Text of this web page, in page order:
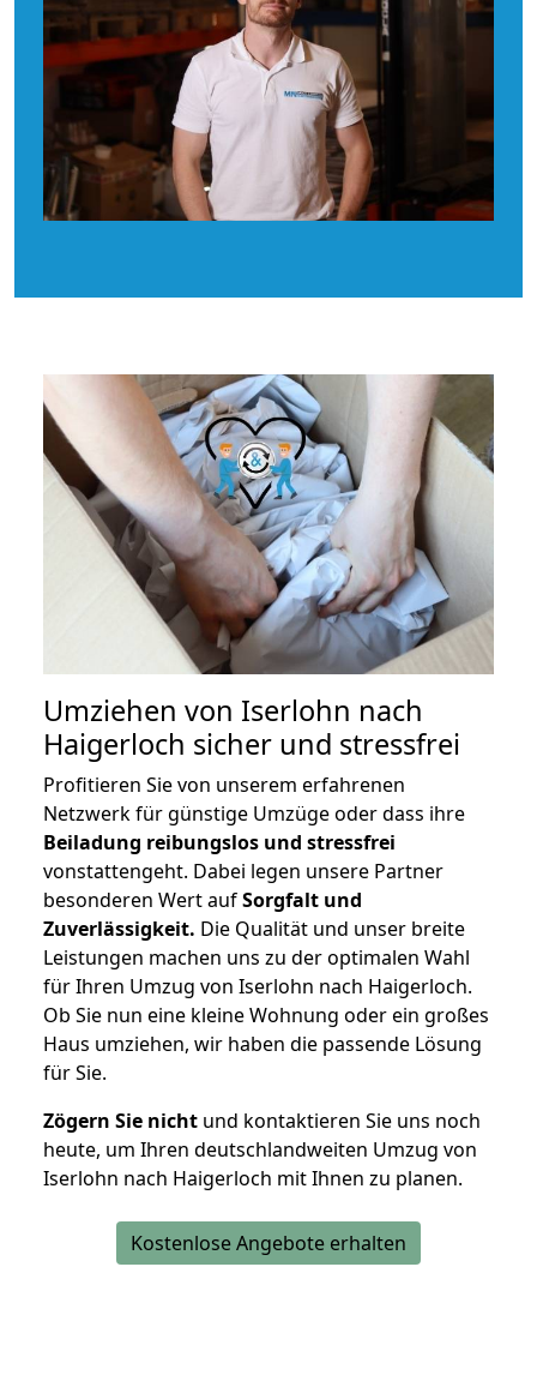
Umziehen von Iserlohn nach
Haigerloch sicher und stressfrei
Profitieren Sie von unserem erfahrenen
Netzwerk für günstige Umzüge oder dass ihre
Beiladung reibungslos und stressfrei
vonstattengeht. Dabei legen unsere Partner
besonderen Wert aufSorgfalt und
Zuverlässigkeit. Die Qualität und unser breite
Leistungen machen uns zu der optimalen Wahl
für Ihren Umzug von Iserlohn nach Haigerloch.
Ob Sie nun eine kleine Wohnung oder ein großes
Haus umziehen, wir haben die passende Lösung
für Sie.
Zögern Sie nicht und kontaktieren Sie uns noch
heute, um Ihren deutschlandweiten Umzug von
Iserlohn nach Haigerloch mit Ihnen zu planen.
Kostenlose Angebote erhalten